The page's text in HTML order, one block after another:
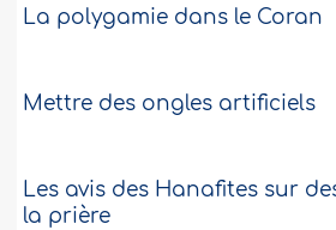
La polygamie dans le Coran
Mettre des ongles artificiels
Les avis des Hanafites sur
la prière